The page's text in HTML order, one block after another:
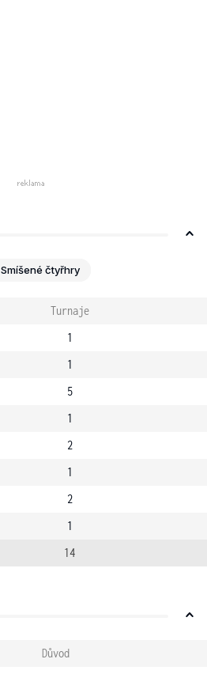
Smíšené čtyřhry
Turnaje
1
1
5
1
2
1
2
1
14
Důvod